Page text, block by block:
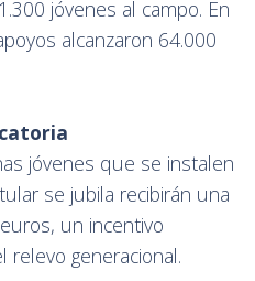
jóvenes al campo. En
alcanzaron 64.000
jóvenes que se instalen
se jubila recibirán una
un incentivo
relevo generacional.